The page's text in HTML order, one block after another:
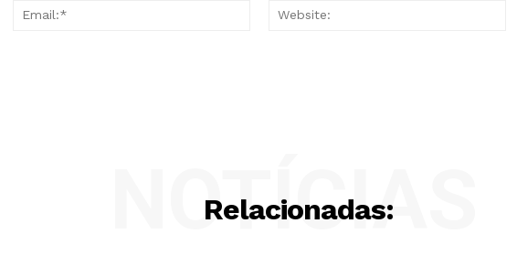
Name:*
Email:*
Relacionadas:
NOTÍCIAS